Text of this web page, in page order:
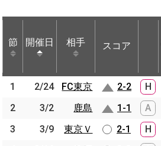
節 開催日 相手 スコア
節 開催日 相手 スコア
1 2/24 FC東京 2-2 H
2
3/2 鹿島 1-1 A
3
3/9 東京Ｖ 2-1 H
節 開催日 相手
1 2/24
FC東京
2
3/2
鹿島
3
3/9
東京Ｖ